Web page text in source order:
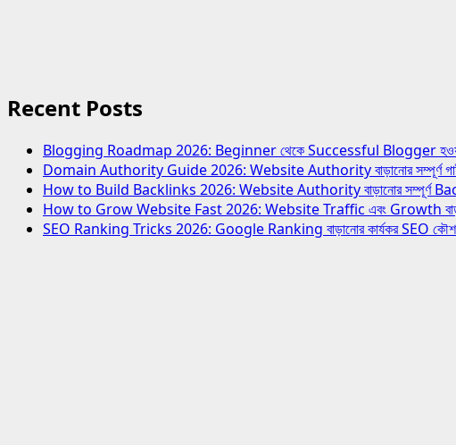
Recent Posts
Blogging Roadmap 2026: Beginner থেকে Successful Blogger হওয়ার
Domain Authority Guide 2026: Website Authority বাড়ানোর সম্পূর্ণ
How to Build Backlinks 2026: Website Authority বাড়ানোর সম্পূর্ণ
How to Grow Website Fast 2026: Website Traffic এবং Growth
SEO Ranking Tricks 2026: Google Ranking বাড়ানোর কার্যকর SEO